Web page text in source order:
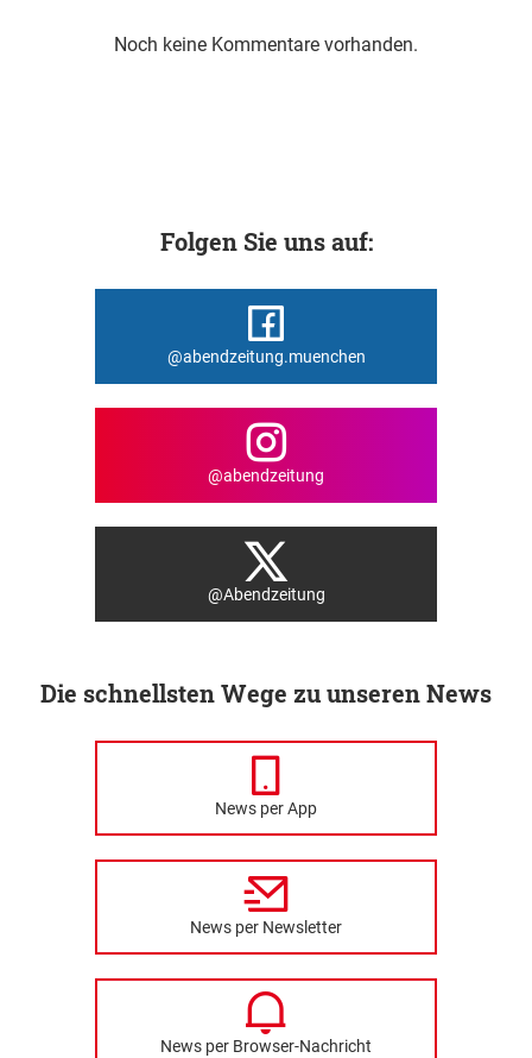
Noch keine Kommentare vorhanden.
Folgen Sie uns auf:
@abendzeitung.muenchen
@abendzeitung
@Abendzeitung
Die schnellsten Wege zu unseren News
News per App
News per Newsletter
News per Browser-Nachricht